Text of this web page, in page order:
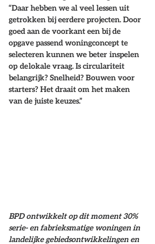
“Daar hebben we al veel lessen uit
getrokken bij eerdere projecten. Door
goed aan de voorkant een bij de
opgave passend woningconcept te
selecteren kunnen we beter  inspelen
op  de lokale vraag. Is circulariteit
belangrijk? Snelheid? Bouwen voor
starters? Het draait om het maken
van de juiste keuzes.”
BPD ontwikkelt op dit moment 30%
serie- en fabrieksmatige woningen in
landelijke gebiedsontwikkelingen en